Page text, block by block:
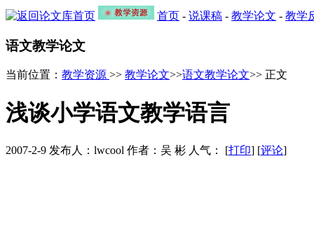
首页 - 说课稿 - 教学论文 - 教学
语文教学论文
当前位置： 教学资源 >> 教学论文>>语文教学论文>> 正文
浅谈小学语文教学语言
2007-2-9 发布人：lwcool 作者：吴 彬 人气： [打印] [评论]